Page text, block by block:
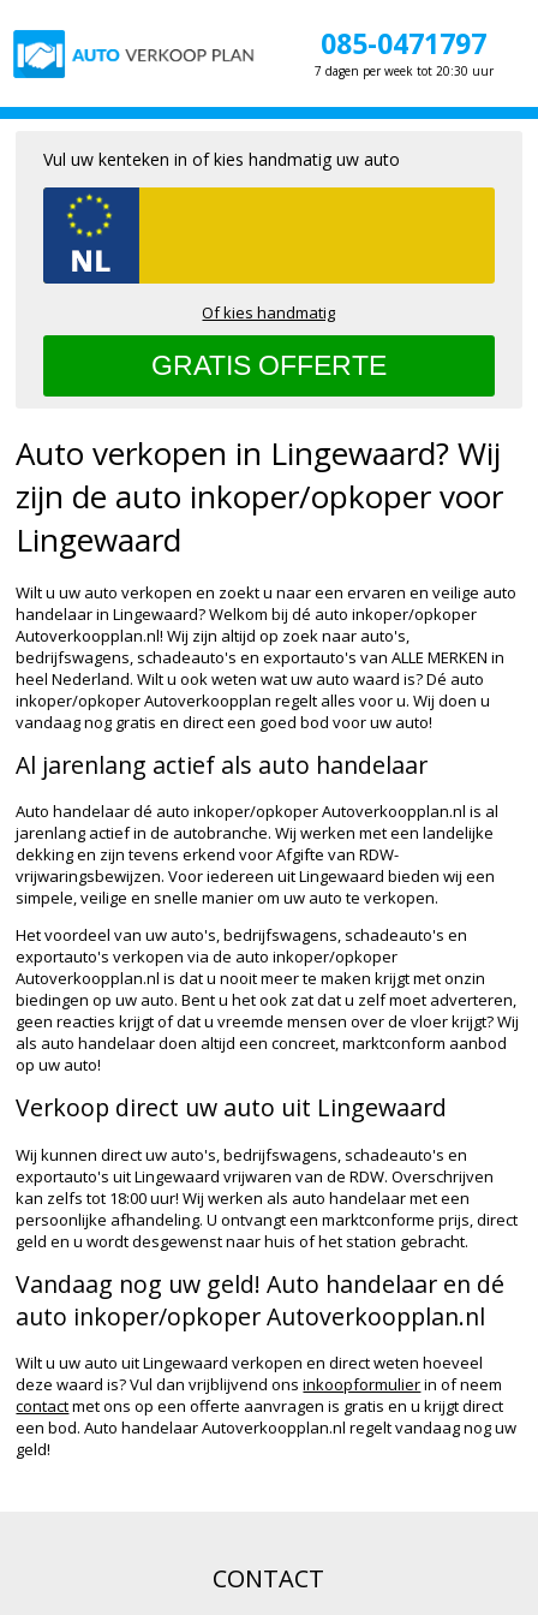
085-0471797
7 dagen per week tot 20:30 uur
Auto verkopen in Lingewaard? Wij
zijn de auto inkoper/opkoper voor
Lingewaard
Wilt u uw auto verkopen en zoekt u naar een ervaren en veilige auto
handelaar in Lingewaard? Welkom bij dé auto inkoper/opkoper
Autoverkoopplan.nl! Wij zijn altijd op zoek naar auto's,
bedrijfswagens, schadeauto's en exportauto's van ALLE MERKEN in
heel Nederland. Wilt u ook weten wat uw auto waard is? Dé auto
inkoper/opkoper Autoverkoopplan regelt alles voor u. Wij doen u
vandaag nog gratis en direct een goed bod voor uw auto!
Al jarenlang actief als auto handelaar
Auto handelaar dé auto inkoper/opkoper Autoverkoopplan.nl is al
jarenlang actief in de autobranche. Wij werken met een landelijke
dekking en zijn tevens erkend voor Afgifte van RDW-
vrijwaringsbewijzen. Voor iedereen uit Lingewaard bieden wij een
simpele, veilige en snelle manier om uw auto te verkopen.
Het voordeel van uw auto's, bedrijfswagens, schadeauto's en
exportauto's verkopen via de auto inkoper/opkoper
Autoverkoopplan.nl is dat u nooit meer te maken krijgt met onzin
biedingen op uw auto. Bent u het ook zat dat u zelf moet adverteren,
geen reacties krijgt of dat u vreemde mensen over de vloer krijgt? Wij
als auto handelaar doen altijd een concreet, marktconform aanbod
op uw auto!
Verkoop direct uw auto uit Lingewaard
Wij kunnen direct uw auto's, bedrijfswagens, schadeauto's en
exportauto's uit Lingewaard vrijwaren van de RDW. Overschrijven
kan zelfs tot 18:00 uur! Wij werken als auto handelaar met een
persoonlijke afhandeling. U ontvangt een marktconforme prijs, direct
geld en u wordt desgewenst naar huis of het station gebracht.
Vandaag nog uw geld! Auto handelaar en dé
auto inkoper/opkoper Autoverkoopplan.nl
Wilt u uw auto uit Lingewaard verkopen en direct weten hoeveel
deze waard is? Vul dan vrijblijvend onsinkoopformulierin of neem
contactmet ons op een offerte aanvragen is gratis en u krijgt direct
een bod. Auto handelaar Autoverkoopplan.nl regelt vandaag nog uw
geld!
Vul uw kenteken in of kies handmatig uw auto
Of kies handmatig
CONTACT